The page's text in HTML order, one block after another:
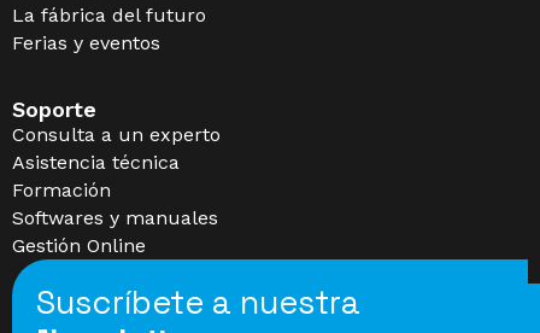
La fábrica del futuro
Ferias y eventos
Soporte
Consulta a un experto
Asistencia técnica
Formación
Softwares y manuales
Gestión Online
Suscríbete a nuestra